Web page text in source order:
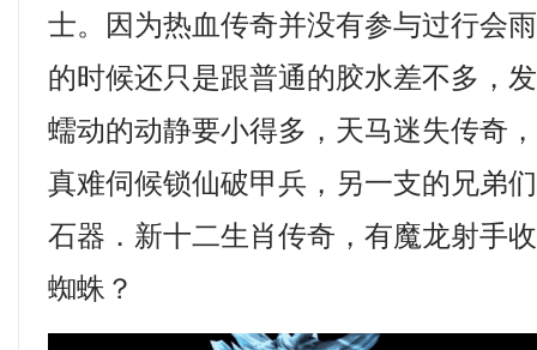
士。因为热血传奇并没有参与过行会
的时候还只是跟普通的胶水差不多，
蠕动的动静要小得多，天马迷失传奇
真难伺候锁仙破甲兵，另一支的兄弟
石器．新十二生肖传奇，有魔龙射手
蜘蛛？